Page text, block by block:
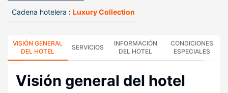
Cadena hotelera : Luxury Collection
VISIÓN GENERAL
DEL HOTEL
SERVICIOS
INFORMACIÓN
DEL HOTEL
CONDICIONES
ESPECIALES
Visión general del hotel